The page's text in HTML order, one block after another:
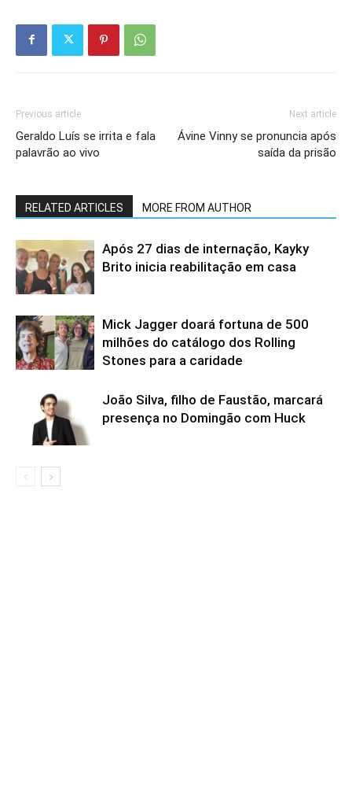
Previous article
Geraldo Luís se irrita e fala
palavrão ao vivo
Next article
Ávine Vinny se pronuncia após
saída da prisão
RELATED ARTICLES MORE FROM AUTHOR
Após 27 dias de internação, Kayky
Brito inicia reabilitação em casa
Mick Jagger doará fortuna de 500
milhões do catálogo dos Rolling
Stones para a caridade
João Silva, filho de Faustão, marcará
presença no Domingão com Huck